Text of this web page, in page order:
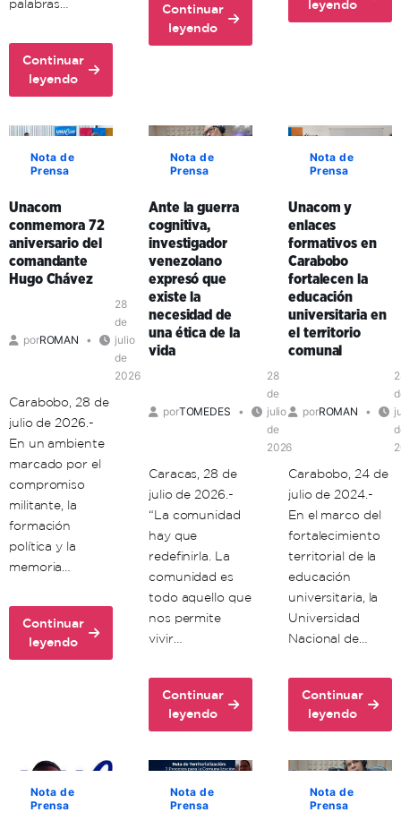
palabras…
Continuar
leyendo
about
Comuna
Simón
Bolívar
adopta
comunicación
popular
como
clave
de
en
Continuar
leyendo
about
Unacon
de
Formación
de
en
Mérida
leyendo
about
Unacom
de
sus
formadores
Aragua
y
Carabobo
Nota de
Prensa
Unacom
conmemora 72
aniversario del
comandante
Hugo Chávez
porROMAN
28
de
julio
de
2026
Carabobo, 28 de
julio de 2026.-
En un ambiente
marcado por el
compromiso
militante, la
formación
política y la
memoria…
Continuar
leyendo
about
Unacom
Hugo
Chávez
Nota de
Prensa
Ante la guerra
cognitiva,
investigador
venezolano
expresó que
existe la
necesidad de
una ética de la
vida
porTOMEDES
28
de
julio
de
2026
Caracas, 28 de
julio de 2026.-
“La comunidad
hay que
redefinirla. La
comunidad es
todo aquello que
nos permite
vivir…
Continuar
leyendo
about
Ante
guerra
cognitiva,
investigador
Nota de
Prensa
Unacom y
enlaces
formativos en
Carabobo
fortalecen la
educación
universitaria en
el territorio
comunal
porROMAN
Carabobo, 24 de
julio de 2024.-
En el marco del
fortalecimiento
territorial de la
educación
universitaria, la
Universidad
Nacional de…
Continuar
leyendo
about
Unacom
enlaces
formativos
en
Nota de
Prensa
Nota de
Prensa
Nota de
Prensa